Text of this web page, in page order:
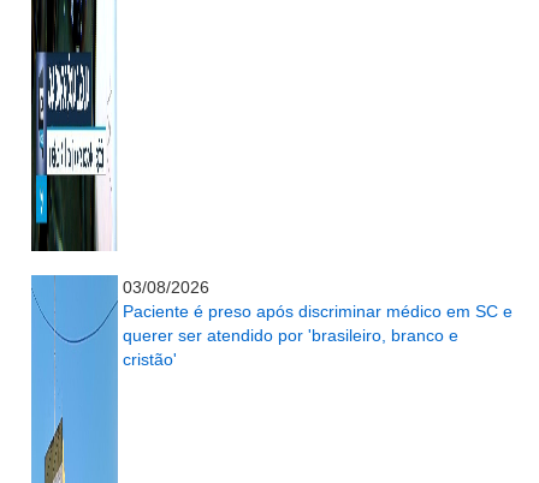
03/08/2026
Paciente é preso após discriminar médico em SC e
querer ser atendido por 'brasileiro, branco e
cristão'